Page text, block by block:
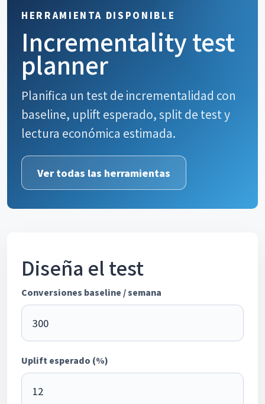
HERRAMIENTA DISPONIBLE
Incrementality test
planner
Planifica un test de incrementalidad con
baseline, uplift esperado, split de test y
lectura económica estimada.
Ver todas las herramientas
Diseña el test
Conversiones baseline / semana
Uplift esperado (%)